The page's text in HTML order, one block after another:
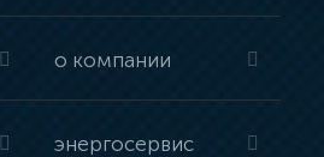
о компании
энергосервис